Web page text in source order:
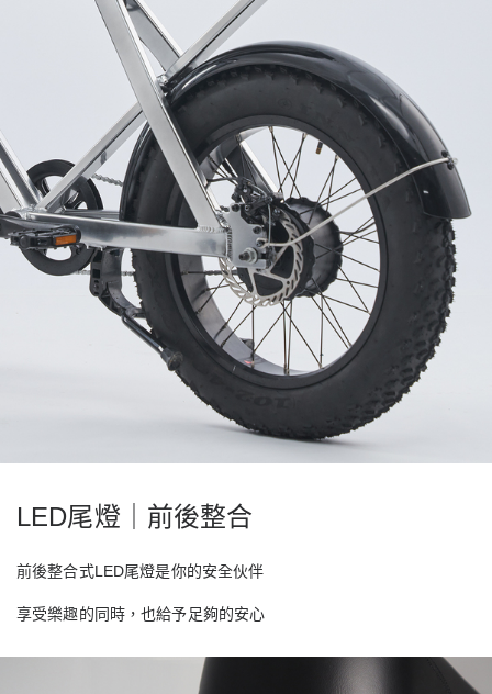
LED尾燈｜前後整合
前後整合式LED尾燈是你的安全伙伴
享受樂趣的同時，也給予足夠的安心